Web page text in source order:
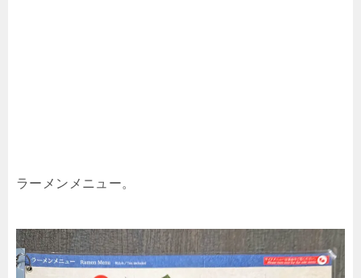
ラーメンメニュー。